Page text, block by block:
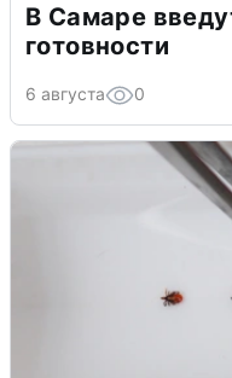
В Самаре
готовности
6 августа 0